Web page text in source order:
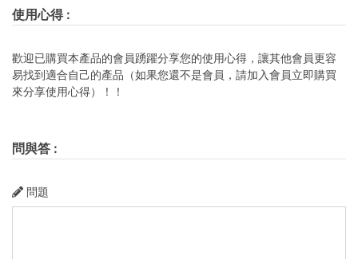
使用心得:
歡迎已購買本產品的會員踴躍分享您的使用心得，讓其他會員更容
易找到適合自己的產品（如果您還不是會員，請加入會員立即購買
來分享使用心得）！！
問與答 :
問題